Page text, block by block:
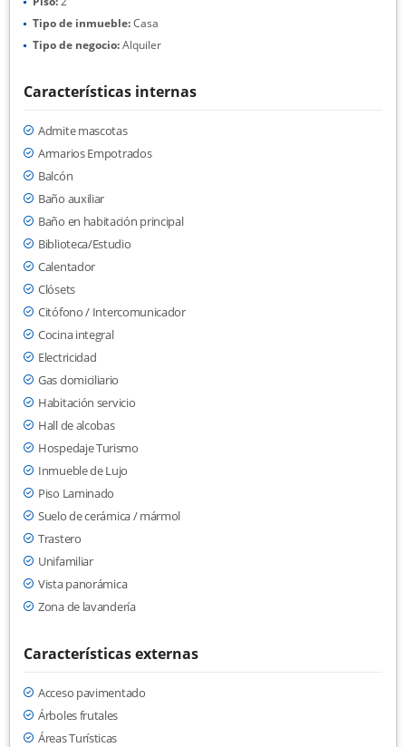
Tipo de inmueble:Casa
Tipo de negocio:Alquiler
Características internas
Admite mascotas
Armarios Empotrados
Balcón
Baño auxiliar
Baño en habitación principal
Biblioteca/Estudio
Calentador
Clósets
Citófono / Intercomunicador
Cocina integral
Electricidad
Gas domiciliario
Habitación servicio
Hall de alcobas
Hospedaje Turismo
Inmueble de Lujo
Piso Laminado
Suelo de cerámica / mármol
Trastero
Unifamiliar
Vista panorámica
Zona de lavandería
Características externas
Acceso pavimentado
Árboles frutales
Áreas Turísticas